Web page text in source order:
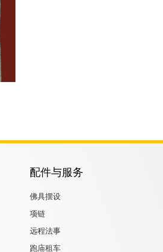
配件与服务
佛具摆设
项链
远程法事
跑庙租车